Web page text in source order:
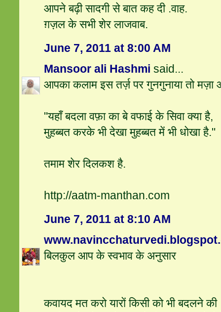
आपने बढ़ी सादगी से बात कह दी .वाह.
ग़ज़ल के सभी शेर लाजवाब.
June 7, 2011 at 8:00 AM
Mansoor ali Hashmi said...
आपका कलाम इस तर्ज़ पर गुनगुनाया तो मज़ा
"यहाँ बदला वफ़ा का बे वफाई के सिवा क्या है,
मुहब्बत करके भी देखा मुहब्बत में भी धोखा है."
तमाम शेर दिलकश है.
http://aatm-manthan.com
June 7, 2011 at 8:10 AM
बिलकुल आप के स्वभाव के अनुसार
कवायद मत करो यारों किसी को भी बदलने की